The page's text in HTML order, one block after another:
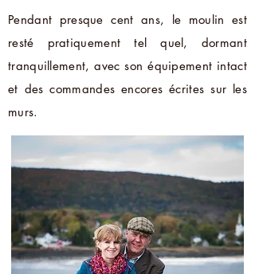
Pendant presque cent ans, le moulin est
resté pratiquement tel quel, dormant
tranquillement, avec son équipement intact
et des commandes encores écrites sur les
murs.